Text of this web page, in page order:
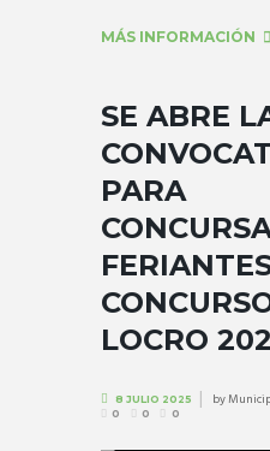
MÁS INFORMACIÓN
SE ABRE
PARA
LOCRO
8 JULIO 2025 by
0 0 0